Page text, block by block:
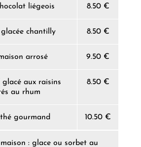
liégeois 8.50 €
chantilly 8.50 €
arrosé 9.50 €
aux raisins
au rhum
8.50 €
gourmand 10.50 €
: glace ou sorbet au